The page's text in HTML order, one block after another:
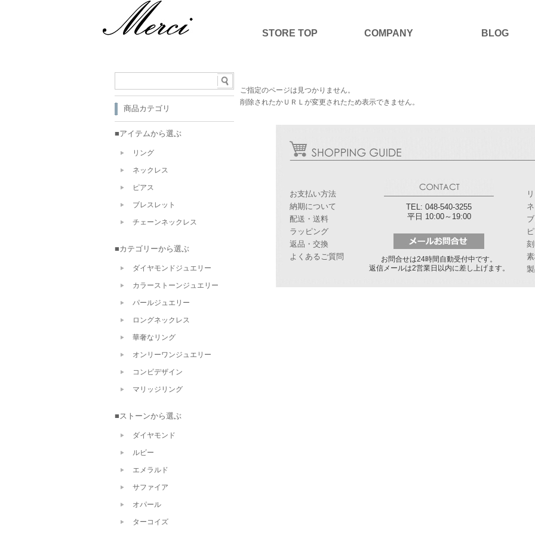
BLOG
COMPANY
STORE TOP
ご指定のページは見つかりません。
削除されたかＵＲＬが変更されたため表示できません。
お支払い方法
納期について
配送・送料
ラッピング
返品・交換
よくあるご質問
TEL: 048-540-3255
平日 10:00～19:00
お問合せは24時間自動受付中です。
返信メールは2営業日以内に差し上げます。
商品カテゴリ
■アイテムから選ぶ
リング
ネックレス
ピアス
ブレスレット
チェーンネックレス
■カテゴリーから選ぶ
ダイヤモンドジュエリー
カラーストーンジュエリー
パールジュエリー
ロングネックレス
華奢なリング
オンリーワンジュエリー
コンビデザイン
マリッジリング
■ストーンから選ぶ
ダイヤモンド
ルビー
エメラルド
サファイア
オパール
ターコイズ